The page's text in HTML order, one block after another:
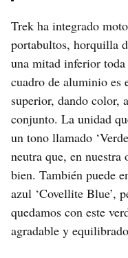
Trek ha integrado
portabultos, horquilla
una mitad inferior
cuadro de aluminio es
superior, dando color,
conjunto. La unidad
un tono llamado
neutra que, en
bien. También puede
azul ‘Covellite Blue’,
quedamos con este
agradable y